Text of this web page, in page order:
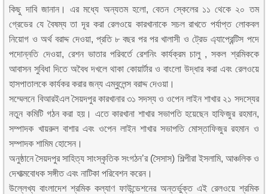
কিছু দাবি জানান। এর মধ্যে অন্যতম হলো, বেতন স্কেলের ১১ থেকে ২০ তম
গ্রেডের যে বৈষম্য তা দূর করা রেলওয়ে কারখানাকে সচল রাখতে পর্যাপ্ত লোকবল
নিয়োগ ও অর্থ বরাদ্দ দেওয়া, প্রতি ৮ বছর পর পর খালাসী ও ট্রেড এ্যাপ্রেন্টিস পদে
পদোন্নতি দেওয়া, রেশন ভাতার পরিবর্তে রেশনিং কার্যক্রম চালু , সকল শ্রমিককে
আবাসন সুবিধা দিতে অবৈধ দখলে থাকা কোয়ার্টার ও বাংলো উদ্ধার করা এবং রেলওয়ে
হাসপাতালকে কার্যকর করার জন্য এম্বুলেন্স বরাদ্দ দেওয়া।
সম্মেলনে বিআরইএল সৈয়দপুর কারখানার ৩১ সদস্য ও ওপেন লাইন শাখার ২১ সদস্যের
নতুন কমিটি গঠন করা হয়। এতে কারখানা শাখার সভাপতি হয়েছেন হাফিজুর রহমান,
সম্পাদক খায়রুল বাশার এবং ওপেন লাইন শাখার সভাপতি মোস্তাফিজুর রহমান ও
সম্পাদক শামিম হোসেন।
অনুষ্ঠানে সৈয়দপুর সাহিত্য সাংস্কৃতিক সংগঠন’র (সৈসাস) শিল্পীরা ইসলামি, আঞ্চলিক ও
দেশাত্মবোধক সঙ্গীত এবং নাটিকা পরিবেশন করেন।
উল্লেখ্য বাংলাদেশ শ্রমিক কল্যাণ ফাউন্ডেশনের অন্তর্ভুক্ত এই রেলওয়ে শ্রমিক